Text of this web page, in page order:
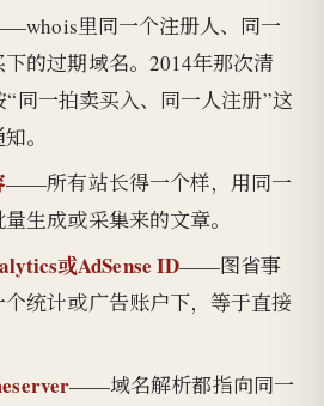
里同一个注册人、同一
的过期域名。2014年那次清
“同一拍卖买入、同一人注册”这
。
——所有站长得一个样，用同一
生成或采集来的文章。
或AdSense ID——图省事
统计或广告账户下，等于直接
——域名解析都指向同一